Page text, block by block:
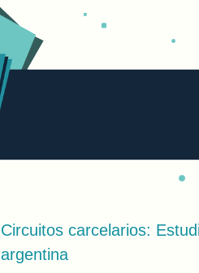
Circuitos carcelarios:
argentina